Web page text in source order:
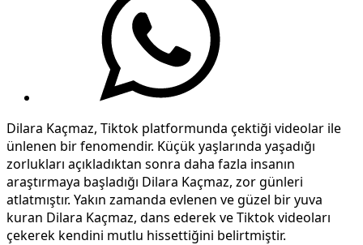
Dilara Kaçmaz, Tiktok platformunda çektiği videolar ile
ünlenen bir fenomendir. Küçük yaşlarında yaşadığı
zorlukları açıkladıktan sonra daha fazla insanın
araştırmaya başladığı Dilara Kaçmaz, zor günleri
atlatmıştır. Yakın zamanda evlenen ve güzel bir yuva
kuran Dilara Kaçmaz, dans ederek ve Tiktok videoları
çekerek kendini mutlu hissettiğini belirtmiştir.